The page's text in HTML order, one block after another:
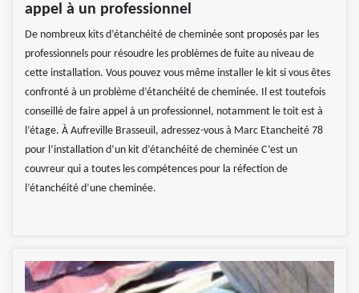
appel à un professionnel
De nombreux kits d’étanchéité de cheminée sont proposés par les
professionnels pour résoudre les problèmes de fuite au niveau de
cette installation. Vous pouvez vous même installer le kit si vous êtes
confronté à un problème d’étanchéité de cheminée. Il est toutefois
conseillé de faire appel à un professionnel, notamment le toit est à
l’étage. À Aufreville Brasseuil, adressez-vous à Marc Etancheité 78
pour l’installation d’un kit d’étanchéité de cheminée C’est un
couvreur qui a toutes les compétences pour la réfection de
l’étanchéité d’une cheminée.